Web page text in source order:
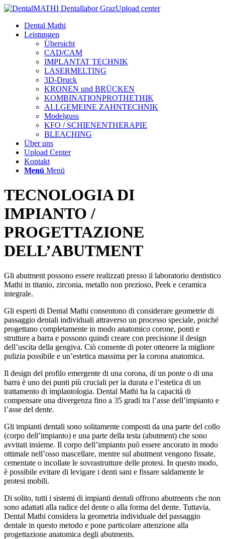
Upload center
Dental Mathi
Leistungen
Übersicht
CAD/CAM
IMPLANTAT TECHNIK
LASERMELTING
3D-Druck
KRONEN und BRÜCKEN
KOMBINATIONPROTHETHIK
ALLGEMEINE ZAHNTECHNIK
Modelguss
KFO / SCHIENENTHERAPIE
BLEACHING
Über uns
Upload Center
Kontakt
Menü Menü
TECNOLOGIA DI
IMPIANTO /
PROGETTAZIONE
DELL’ABUTMENT
Gli abutment possono essere realizzati presso il laboratorio dentistico
Mathi in titanio, zirconia, metallo non prezioso, Peek e ceramica
integrale.
Gli esperti di Dental Mathi consentono di considerare geometrie di
passaggio dentali individuali attraverso un processo speciale, poiché
progettano completamente in modo anatomico corone, ponti e
strutture a barra e possono quindi creare con precisione il design
dell’uscita della gengiva. Ciò consente di poter ottenere la migliore
pulizia possibile e un’estetica massima per la corona anatomica.
Il design del profilo emergente di una corona, di un ponte o di una
barra è uno dei punti più cruciali per la durata e l’estetica di un
trattamento di implantologia. Dental Mathi ha la capacità di
compensare una divergenza fino a 35 gradi tra l’asse dell’impianto e
l’asse del dente.
Gli impianti dentali sono solitamente composti da una parte del collo
(corpo dell’impianto) e una parte della testa (abutment) che sono
avvitati insieme. Il corpo dell’impianto può essere ancorato in modo
ottimale nell’osso mascellare, mentre sul abutment vengono fissate,
cementate o incollate le sovrastrutture delle protesi. In questo modo,
è possibile evitare di levigare i denti sani e fissare saldamente le
protesi mobili.
Di solito, tutti i sistemi di impianti dentali offrono abutments che non
sono adattati alla radice del dente o alla forma del dente. Tuttavia,
Dental Mathi considera la geometria individuale del passaggio
dentale in questo metodo e pone particolare attenzione alla
progettazione anatomica degli abutments.